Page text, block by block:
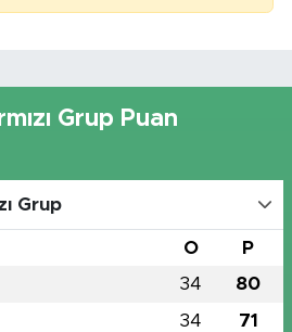
Grup Puan
Grup
O P
34 80
34 71